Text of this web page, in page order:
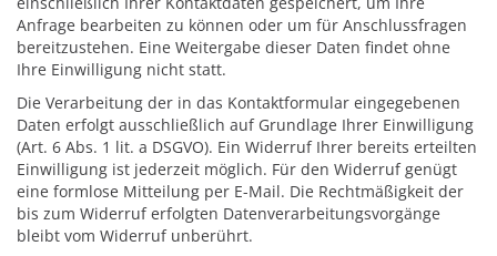
Anfrage bearbeiten zu können oder um für Anschlussfragen
bereitzustehen. Eine Weitergabe dieser Daten findet ohne
Ihre Einwilligung nicht statt.
Die Verarbeitung der in das Kontaktformular eingegebenen
Daten erfolgt ausschließlich auf Grundlage Ihrer Einwilligung
(Art. 6 Abs. 1 lit. a DSGVO). Ein Widerruf Ihrer bereits erteilten
Einwilligung ist jederzeit möglich. Für den Widerruf genügt
eine formlose Mitteilung per E-Mail. Die Rechtmäßigkeit der
bis zum Widerruf erfolgten Datenverarbeitungsvorgänge
bleibt vom Widerruf unberührt.